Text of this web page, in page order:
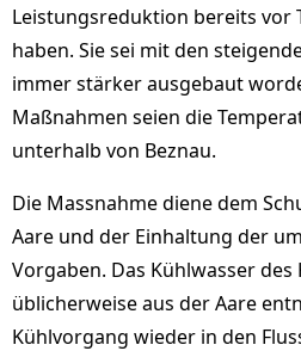
Leistungsreduktion bereits vor
haben. Sie sei mit den
immer stärker ausgebaut
Maßnahmen seien die
unterhalb von Beznau.
Die Massnahme diene dem
Aare und der Einhaltung der
Vorgaben. Das Kühlwasser des
üblicherweise aus der Aare
Kühlvorgang wieder in den